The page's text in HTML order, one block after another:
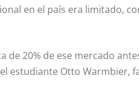
en el país era limitado,
de 20% de ese mercado
estudiante Otto Warmbier,